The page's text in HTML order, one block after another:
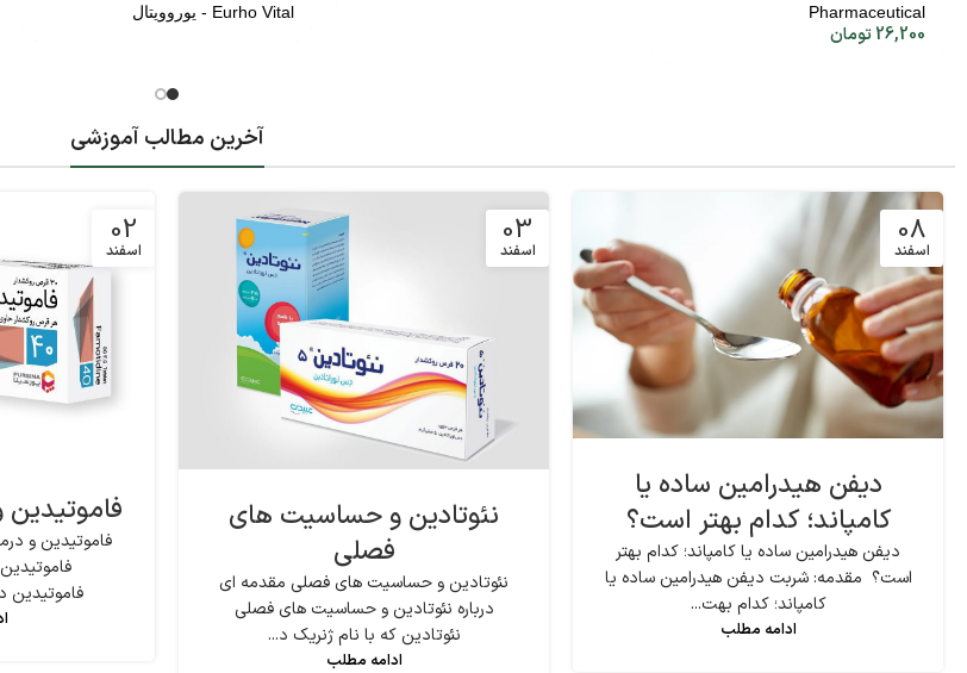
Pharmaceutical
26,200تومان
Eurho Vital - یوروویتال
آخرین مطالب آموزشی
08
اسفند
دیفن هیدرامین ساده یا
کامپاند؛ کدام بهتر است؟
دیفن هیدرامین ساده یا کامپاند؛ کدام بهتر
است؟ مقدمه: شربت دیفن هیدرامین ساده یا
کامپاند؛ کدام بهت...
ادامه مطلب
03
اسفند
نئوتادین و حساسیت های
فصلی
نئوتادین و حساسیت های فصلی مقدمه ای
درباره نئوتادین و حساسیت های فصلی
نئوتادین که با نام ژنریک د...
ادامه مطلب
02
اسفند
فاموتیدین و
فاموتیدین